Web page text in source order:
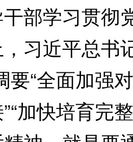
部学习贯彻
习近平总书
要“全面加强
加快培育完